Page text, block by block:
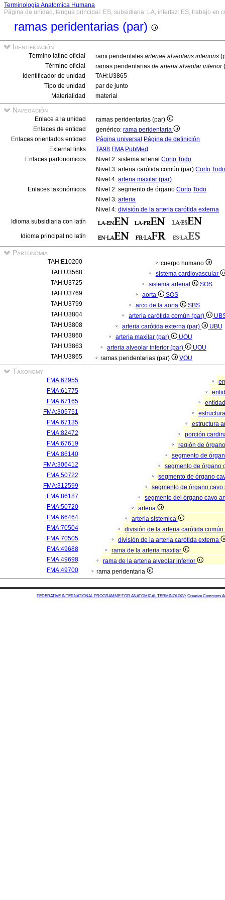
Terminologia Anatomica Humana
Página de unidad, lengua principal: ES, subsidiaria: LA, interfaz: ES, trabajo en
ramas peridentarias (par)
Identificación
Término latino oficial rami peridentales arteriae alveolaris inferioris
Término oficial
ramas peridentarias de arteria alveolar inferior
Identificador de unidad
TAH:U3865
Tipo de unidad
par de junto
Materialidad
material
Navegación
Enlace a la unidad
ramas peridentarias (par)
Enlaces de entidad
genérico: rama peridentaria
Enlaces orientados entidad
Página universal Página de definición
External links
TA98 FMA PubMed
Enlaces partonomicos
Nivel 2: sistema arterial Corto Todo
Nivel 3: arteria carótida común (par) Corto Todo
Nivel 4: arteria maxilar (par)
Enlaces taxonómicos
Nivel 2: segmento de órgano Corto Todo
Nivel 3: arteria
Nivel 4: división de la arteria carótida externa
Idioma subsidiaria con latín
Idioma principal no latín
Partonomia
TAH:E10200
cuerpo humano
TAH:U3568
sistema cardiovascular
TAH:U3725
sistema arterial
SOS
TAH:U3769
aorta
SOS
TAH:U3799
arco de la aorta
SBS
TAH:U3804
arteria carótida común (par)
TAH:U3808
arteria carótida externa (par)
UBU
TAH:U3860
arteria maxilar (par)
UOU
TAH:U3863
arteria alveolar inferior (par)
UOU
TAH:U3865
ramas peridentarias (par) VOU
Taxonomy
FMA:62955
FMA:61775
FMA:67165
FMA:305751
FMA:67135
estructura
FMA:82472
porción
FMA:67619
región de
FMA:86140
segmento de
FMA:306412
segmento de órgano
FMA:50722
segmento de órgano
FMA:312599
segmento de órgano
FMA:86187
segmento del órgano cavo
FMA:50720
arteria
FMA:66464
arteria sistemica
FMA:70504
división de la arteria carótida común
FMA:70505
división de la arteria carótida externa
FMA:49688
rama de la arteria maxilar
FMA:49698
rama de la arteria alveolar inferior
FMA:49700
rama peridentaria
FEDERATIVE INTERNATIONAL PROGRAMME FOR ANATOMICAL TERMINOLOGY Creative Commons